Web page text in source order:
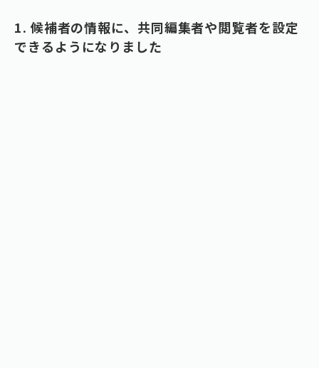
1. 候補者の情報に、共同編集者や閲覧者を設定
できるようになりました